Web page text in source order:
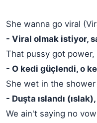
She wanna go viral
- Viral olmak istiyor,
That pussy got
- O kedi güçlendi, o
She wet in the
- Duşta ıslandı
We ain't saying no